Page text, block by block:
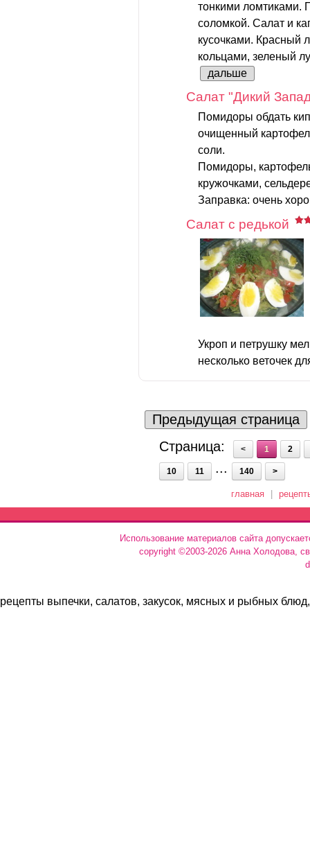
тонкими ломтиками.
соломкой. Салат и
кусочками. Красный
кольцами, зеленый
дальше
Салат "Дикий
Помидоры обдать
очищенный
соли.
Помидоры,
кружочками,
Заправка: очень
Салат с редькой
Укроп и петрушку
несколько веточек
Предыдущая страница
Страница:
< 1 2
10 11 ... 140 >
главная
Использование материалов сайта
copyright ©2003-2026 Анна Холодова,
рецепты выпечки, салатов, закусок, мясных и рыбных